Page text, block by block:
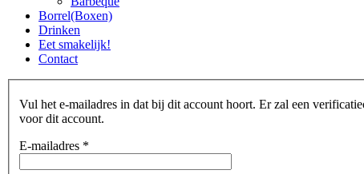
Borrel(Boxen)
Drinken
Eet smakelijk!
Contact
Vul het e-mailadres in dat bij dit account hoort. Er zal een
voor dit account.
E-mailadres *